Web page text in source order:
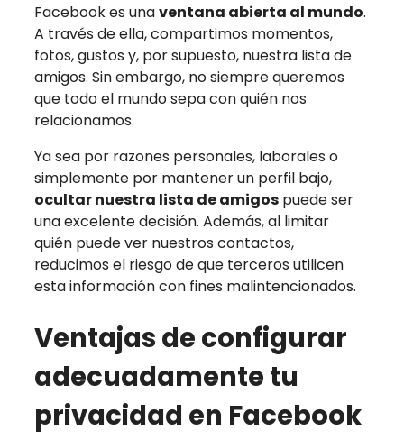
Facebook es unaventana abierta al mundo.
A través de ella, compartimos momentos,
fotos, gustos y, por supuesto, nuestra lista de
amigos. Sin embargo, no siempre queremos
que todo el mundo sepa con quién nos
relacionamos.
Ya sea por razones personales, laborales o
simplemente por mantener un perfil bajo,
ocultar nuestra lista de amigos puede ser
una excelente decisión. Además, al limitar
quién puede ver nuestros contactos,
reducimos el riesgo de que terceros utilicen
esta información con fines malintencionados.
Ventajas de configurar
adecuadamente tu
privacidad en Facebook